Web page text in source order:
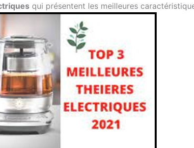
qui présentent les meilleures